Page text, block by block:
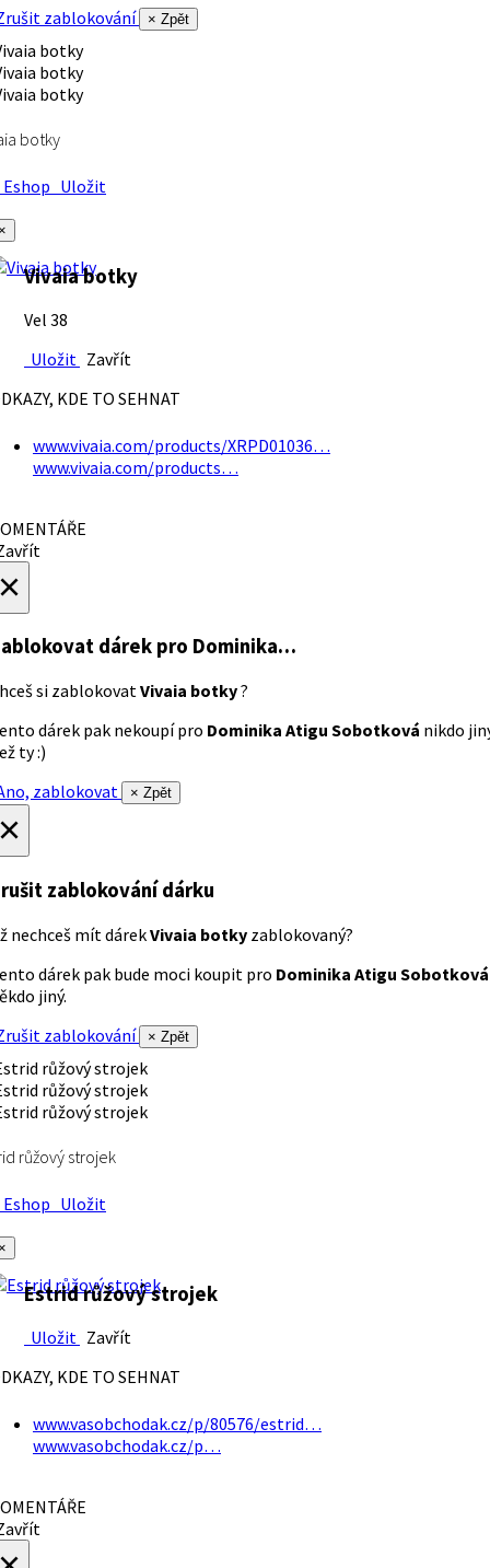
zablokování
× Zpět
botky
Uložit
Vivaia botky
Vel 38
Uložit Zavřít
KDE TO SEHNAT
www.vivaia.com/products/XRPD01036…
www.vivaia.com/products…
dárek pro Dominika…
si zablokovatVivaia botky?
dárek pak nekoupí pro Dominika Atigu Sobotková nikdo
ty :)
zablokovat
× Zpět
zablokování dárku
nechceš mít dárekVivaia botky zablokovaný?
dárek pak bude moci koupit pro Dominika Atigu Sobotková
jiný.
zablokování
× Zpět
růžový strojek
Uložit
Estrid růžový strojek
Uložit Zavřít
KDE TO SEHNAT
www.vasobchodak.cz/p/80576/estrid…
www.vasobchodak.cz/p…